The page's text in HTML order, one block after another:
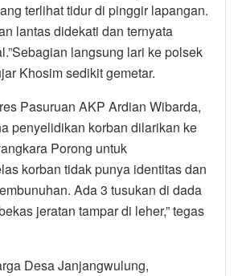
terlihat tidur di pinggir lapangan.
lantas didekati dan ternyata
langsung lari ke polsek
Khosim sedikit gemetar.
Pasuruan AKP Ardian Wibarda,
penyelidikan korban dilarikan ke
Porong untuk
korban tidak punya identitas dan
Ada 3 tusukan di dada
jeratan tampar di leher,” tegas
Desa Janjangwulung,